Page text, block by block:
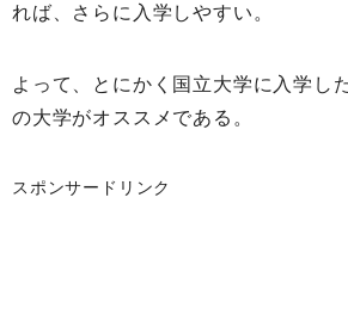
れば、さらに入学しやすい。
よって、とにかく国立大学に入学し
の大学がオススメである。
スポンサードリンク